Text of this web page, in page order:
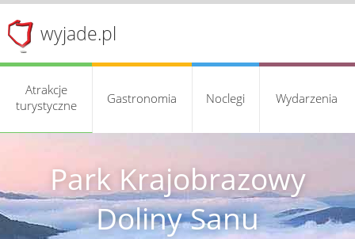
wyjade.pl
Atrakcje
turystyczne
Gastronomia Noclegi Wydarzenia
Park Krajobrazowy
Doliny Sanu